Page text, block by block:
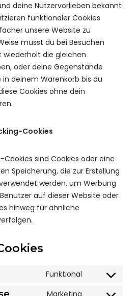
deine Nutzervorlieben bekannt
funktionaler Cookies
unsere Website zu
musst du bei Besuchen
die gleichen
oder deine Gegenstände
in deinem Warenkorb bis du
Cookies ohne dein
Cookies
sind Cookies oder eine
Speicherung, die zur Erstellung
werden, um Werbung
auf dieser Website oder
hinweg für ähnliche
Funktional
Marketing